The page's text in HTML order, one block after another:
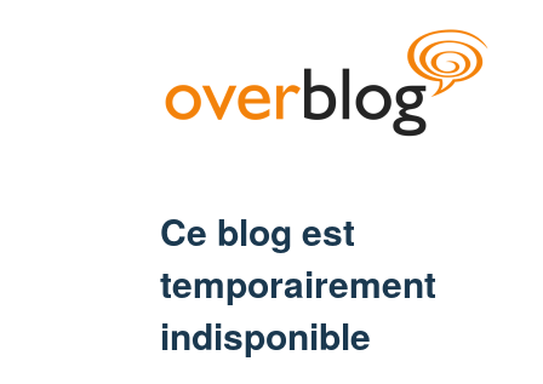
Ce blog est
temporairement
indisponible